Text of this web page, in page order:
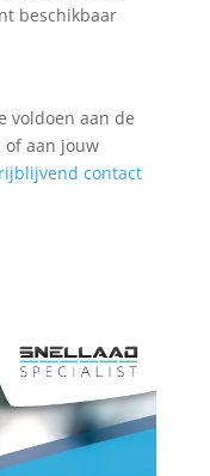
beschikbaar
voldoen aan de
aan jouw
contact